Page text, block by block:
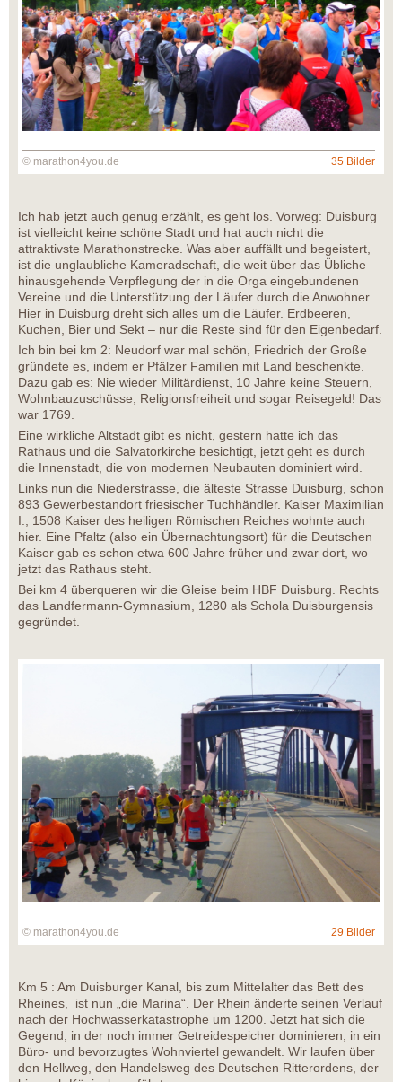
© marathon4you.de 35 Bilder
Ich hab jetzt auch genug erzählt, es geht los. Vorweg: Duisburg
ist vielleicht keine schöne Stadt und hat auch nicht die
attraktivste Marathonstrecke. Was aber auffällt und begeistert,
ist die unglaubliche Kameradschaft, die weit über das Übliche
hinausgehende Verpflegung der in die Orga eingebundenen
Vereine und die Unterstützung der Läufer durch die Anwohner.
Hier in Duisburg dreht sich alles um die Läufer. Erdbeeren,
Kuchen, Bier und Sekt – nur die Reste sind für den Eigenbedarf.
Ich bin bei km 2: Neudorf war mal schön, Friedrich der Große
gründete es, indem er Pfälzer Familien mit Land beschenkte.
Dazu gab es: Nie wieder Militärdienst, 10 Jahre keine Steuern,
Wohnbauzuschüsse, Religionsfreiheit und sogar Reisegeld! Das
war 1769.
Eine wirkliche Altstadt gibt es nicht, gestern hatte ich das
Rathaus und die Salvatorkirche besichtigt, jetzt geht es durch
die Innenstadt, die von modernen Neubauten dominiert wird.
Links nun die Niederstrasse, die älteste Strasse Duisburg, schon
893 Gewerbestandort friesischer Tuchhändler. Kaiser Maximilian
I., 1508 Kaiser des heiligen Römischen Reiches wohnte auch
hier. Eine Pfaltz (also ein Übernachtungsort) für die Deutschen
Kaiser gab es schon etwa 600 Jahre früher und zwar dort, wo
jetzt das Rathaus steht.
Bei km 4 überqueren wir die Gleise beim HBF Duisburg. Rechts
das Landfermann-Gymnasium, 1280 als Schola Duisburgensis
gegründet.
© marathon4you.de 29 Bilder
Km 5 : Am Duisburger Kanal, bis zum Mittelalter das Bett des
Rheines, ist nun „die Marina“. Der Rhein änderte seinen Verlauf
nach der Hochwasserkatastrophe um 1200. Jetzt hat sich die
Gegend, in der noch immer Getreidespeicher dominieren, in ein
Büro- und bevorzugtes Wohnviertel gewandelt. Wir laufen über
den Hellweg, den Handelsweg des Deutschen Ritterordens, der